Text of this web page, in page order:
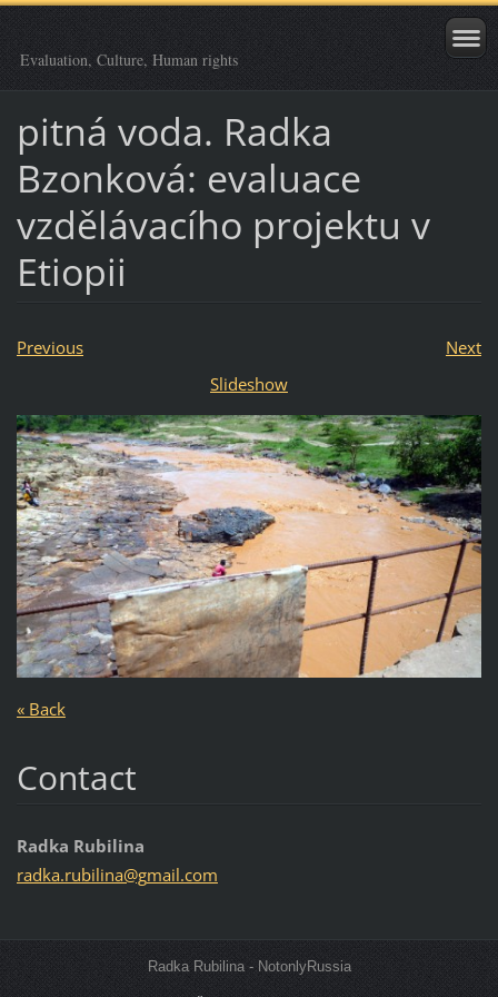
Evaluation, Culture, Human rights
pitná voda. Radka
Bzonková: evaluace
vzdělávacího projektu v
Etiopii
Previous
Next
Slideshow
« Back
Contact
Radka Rubilina
radka.rubilina@gmail.com
Radka Rubilina - NotonlyRussia